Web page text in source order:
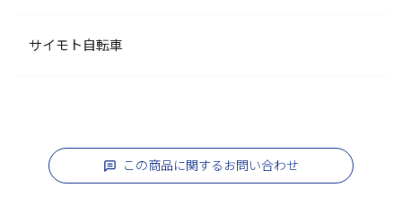
サイモト自転車
この商品に関するお問い合わせ